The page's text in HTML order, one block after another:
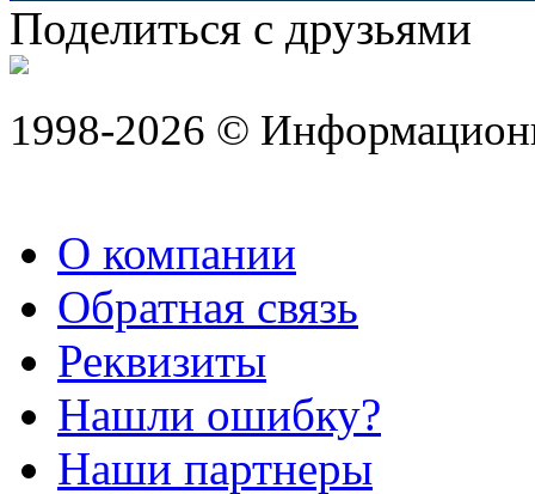
Поделиться с друзьями
1998-2026 ©
О компании
Обратная связь
Реквизиты
Нашли ошибку?
Наши партнеры